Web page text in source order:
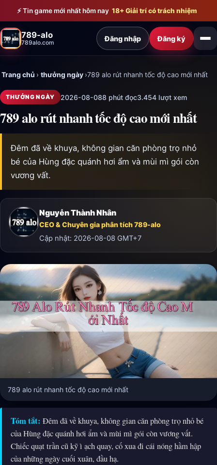
Bỏ qua đến nội dung chính
⚡ Tin game mới nhất hôm nay 18+ Giải trí có trách nhiệm
789-alo
789alo.com Đăng nhập Đăng ký
Trang chủ › thưởng ngày ›789 alo rút nhanh tốc độ cao mới nhất
THƯỞNG NGÀY 2026-08-088 phút đọc3.454 lượt xem
789 alo rút nhanh tốc độ cao mới nhất
Đêm đã về khuya, không gian căn phòng trọ nhỏ
bé của Hùng đặc quánh hơi ẩm và mùi mì gói còn
vương vất.
Nguyễn Thành Nhân
CEO & Chuyên gia phân tích 789-alo
Cập nhật: 2026-08-08 GMT+7
789 alo rút nhanh tốc độ cao mới nhất
Tóm tắt: Đêm đã về khuya, không gian căn phòng trọ nhỏ bé
của Hùng đặc quánh hơi ẩm và mùi mì gói còn vương vất.
Chiếc quạt trần cũ kỹ ì ạch quay, cố xua đi cái nóng hầm hập
của những ngày cuối xuân, đầu hạ.